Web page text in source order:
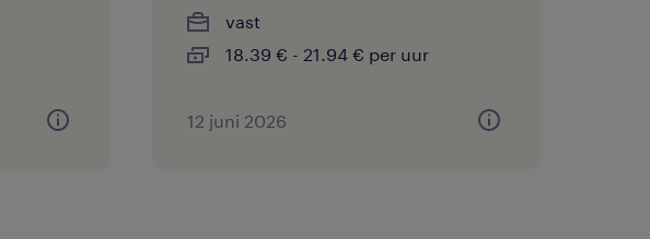
vast
18.39 € - 21.94 € per uur
12 juni 2026